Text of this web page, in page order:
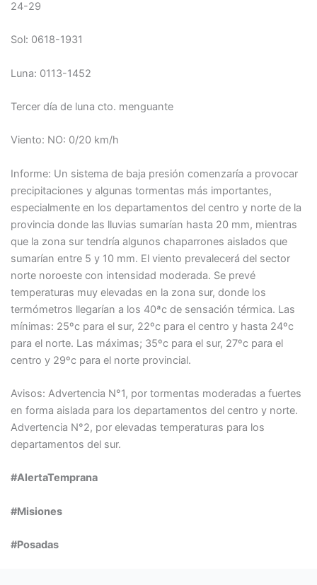
24-29
Sol: 0618-1931
Luna: 0113-1452
Tercer día de luna cto. menguante
Viento: NO: 0/20 km/h
Informe: Un sistema de baja presión comenzaría a provocar
precipitaciones y algunas tormentas más importantes,
especialmente en los departamentos del centro y norte de la
provincia donde las lluvias sumarían hasta 20 mm, mientras
que la zona sur tendría algunos chaparrones aislados que
sumarían entre 5 y 10 mm. El viento prevalecerá del sector
norte noroeste con intensidad moderada. Se prevé
temperaturas muy elevadas en la zona sur, donde los
termómetros llegarían a los 40ªc de sensación térmica. Las
mínimas: 25ºc para el sur, 22ºc para el centro y hasta 24ºc
para el norte. Las máximas; 35ºc para el sur, 27ºc para el
centro y 29ºc para el norte provincial.
Avisos: Advertencia N°1, por tormentas moderadas a fuertes
en forma aislada para los departamentos del centro y norte.
Advertencia N°2, por elevadas temperaturas para los
departamentos del sur.
#AlertaTemprana
#Misiones
#Posadas